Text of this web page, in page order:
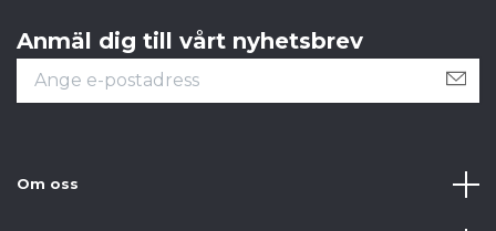
Anmäl dig till vårt nyhetsbrev
Om oss